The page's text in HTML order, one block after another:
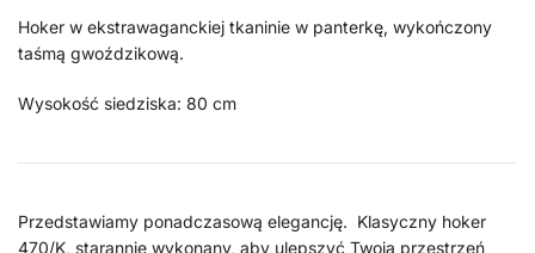
Hoker w ekstrawaganckiej tkaninie w panterkę, wykończony
taśmą gwoździkową.
Wysokość siedziska: 80 cm
Przedstawiamy ponadczasową elegancję. Klasyczny hoker
470/K, starannie wykonany, aby ulepszyć Twoją przestrzeń